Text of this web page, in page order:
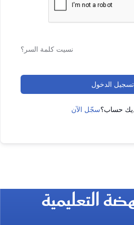
نسيت كلمة السر؟
تسجيل الدخول
حساب؟سجّل الآن
التعليمية